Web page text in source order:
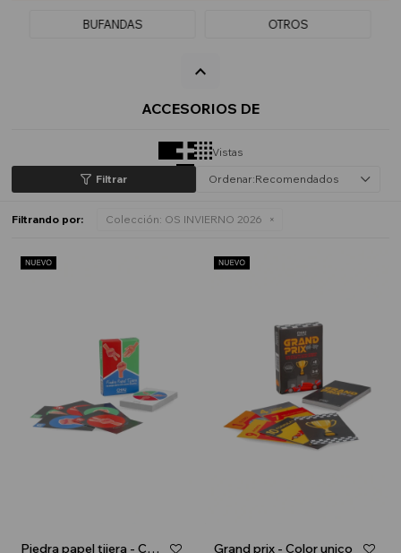
BUFANDAS OTROS
ACCESORIOS DE
Vistas
Recomendados
Filtrando por: Colección: OS INVIERNO 2026
Piedra papel tijera - Color unico
Grand prix - Color unico